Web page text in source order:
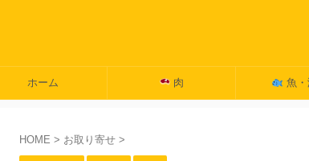
ホーム 肉 魚
HOME > お取り寄せ >